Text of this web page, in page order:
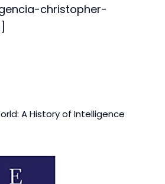
christopher-
A History of Intelligence